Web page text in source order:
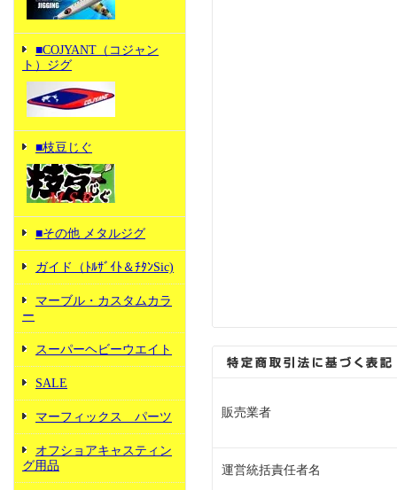
■COJYANT（コジャン
ト）ジグ
■枝豆じぐ
■その他 メタルジグ
ガイド（ﾄﾙｻﾞｲﾄ＆ﾁﾀﾝSic)
マーブル・カスタムカラ
ー
スーパーヘビーウエイト
SALE
マーフィックス パーツ
オフショアキャスティン
グ用品
販売業者
運営統括責任者名